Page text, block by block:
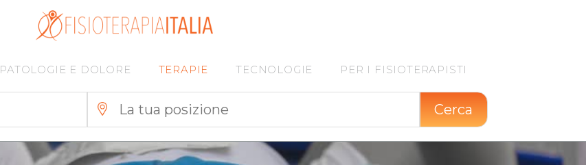
PATOLOGIE E DOLORE TERAPIE TECNOLOGIE PER I FISIOTERAPISTI
Cerca